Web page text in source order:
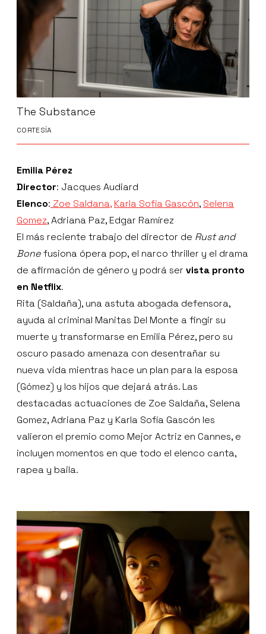
The Substance
CORTESÍA
Emilia Pérez
Director: Jacques Audiard
Elenco: Zoe Saldana, Karla Sofía Gascón, Selena
Gomez, Adriana Paz, Edgar Ramírez
El más reciente trabajo del director de Rust and
Bonefusiona ópera pop, el narco thriller y el drama
de afirmación de género y podrá ser vista pronto
en Netflix.
Rita (Saldaña), una astuta abogada defensora,
ayuda al criminal Manitas Del Monte a fingir su
muerte y transformarse en Emilia Pérez, pero su
oscuro pasado amenaza con desentrañar su
nueva vida mientras hace un plan para la esposa
(Gómez) y los hijos que dejará atrás. Las
destacadas actuaciones de Zoe Saldaña, Selena
Gomez, Adriana Paz y Karla Sofía Gascón les
valieron el premio como Mejor Actriz en Cannes, e
incluyen momentos en que todo el elenco canta,
rapea y baila.